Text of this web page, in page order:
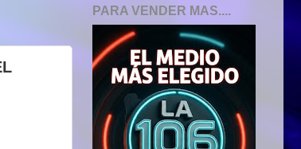
PARA VENDER MAS....